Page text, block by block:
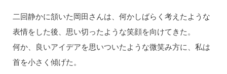
二回静かに頷いた岡田さんは、何かしばらく考えたような
表情をした後、思い切ったような笑顔を向けてきた。
何か、良いアイデアを思いついたような微笑み方に、私は
首を小さく傾げた。